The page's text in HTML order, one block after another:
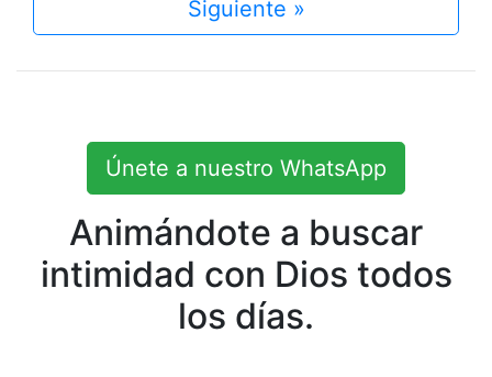
Siguiente »
Únete a nuestro WhatsApp
Animándote a buscar
intimidad con Dios todos
los días.